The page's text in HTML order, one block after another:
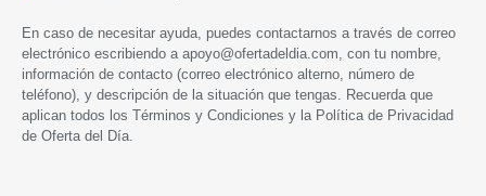
En caso de necesitar ayuda, puedes contactarnos a través de correo
electrónico escribiendo a apoyo@ofertadeldia.com , con tu nombre,
información de contacto (correo electrónico alterno, número de
teléfono), y descripción de la situación que tengas. Recuerda que
aplican todos los Términos y Condiciones y la Política de Privacidad
de Oferta del Día.